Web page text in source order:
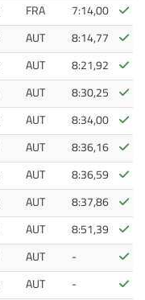
FRA 7:14,00
AUT 8:14,77
AUT 8:21,92
AUT 8:30,25
AUT 8:34,00
AUT 8:36,16
AUT 8:36,59
AUT 8:37,86
AUT 8:51,39
AUT -
AUT -